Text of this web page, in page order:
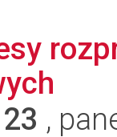
,